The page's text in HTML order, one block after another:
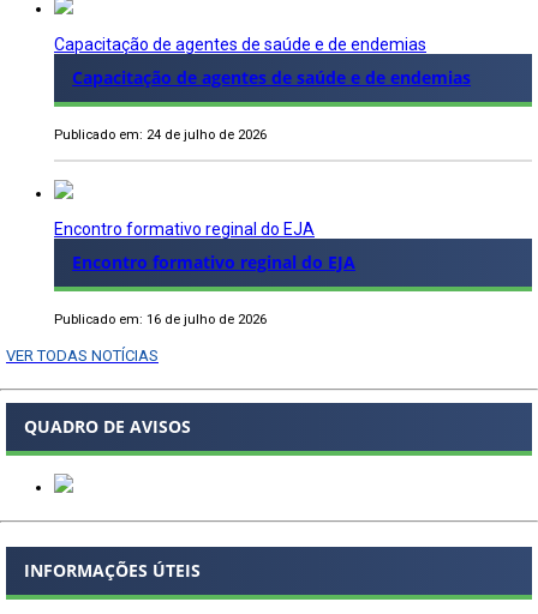
Capacitação de agentes de saúde e de endemias
Capacitação de agentes de saúde e de endemias
Publicado em: 24 de julho de 2026
Encontro formativo reginal do EJA
Encontro formativo reginal do EJA
Publicado em: 16 de julho de 2026
VER TODAS NOTÍCIAS
QUADRO DE AVISOS
INFORMAÇÕES ÚTEIS